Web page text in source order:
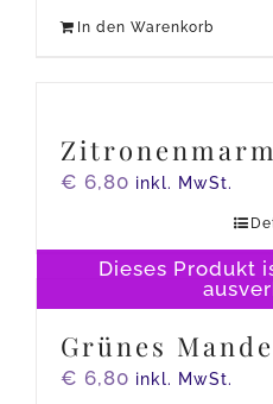
In den Warenkorb
Dieses Produkt
€ 6,80 inkl. MwSt.
Grünes
€ 6,80 inkl. MwSt.